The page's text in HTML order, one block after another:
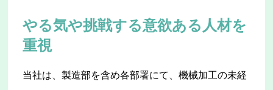
やる気や挑戦する意欲ある人材を
重視
当社は、製造部を含め各部署にて、機械加工の未経